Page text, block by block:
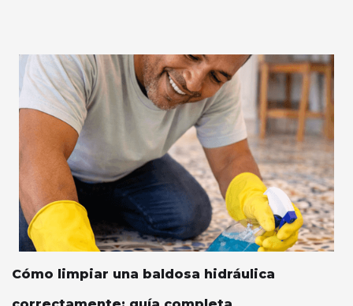
Cómo limpiar una baldosa hidráulica